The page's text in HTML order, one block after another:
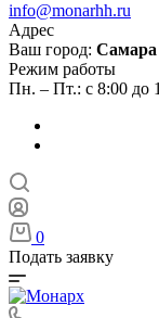
info@monarhh.ru
Адрес
Ваш город: Самара
Режим работы
Пн. – Пт.: с 8:00 до
0
Подать заявку